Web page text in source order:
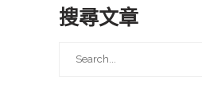
搜尋文章